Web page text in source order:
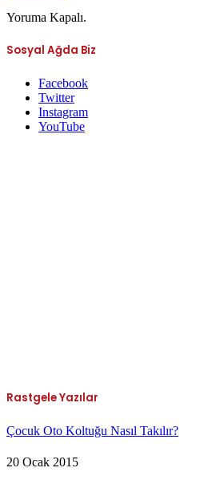
Yoruma Kapalı.
Sosyal Ağda Biz
Facebook
Twitter
Instagram
YouTube
Rastgele Yazılar
Çocuk Oto Koltuğu Nasıl Takılır?
20 Ocak 2015